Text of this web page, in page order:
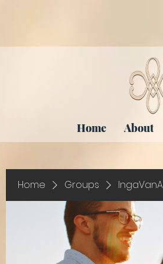
Home About
Home Groups